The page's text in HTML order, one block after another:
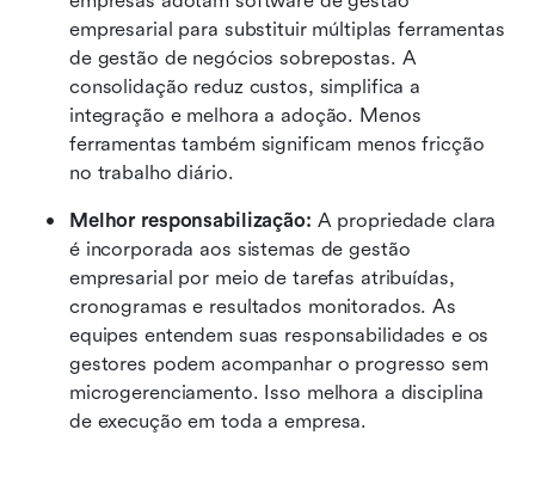
empresarial para substituir múltiplas ferramentas
de gestão de negócios sobrepostas. A
consolidação reduz custos, simplifica a
integração e melhora a adoção. Menos
ferramentas também significam menos fricção
no trabalho diário.
Melhor responsabilização: A propriedade clara
é incorporada aos sistemas de gestão
empresarial por meio de tarefas atribuídas,
cronogramas e resultados monitorados. As
equipes entendem suas responsabilidades e os
gestores podem acompanhar o progresso sem
microgerenciamento. Isso melhora a disciplina
de execução em toda a empresa.